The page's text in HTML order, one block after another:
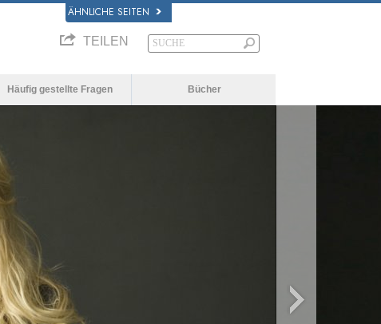
ÄHNLICHE SEITEN
TEILEN
Häufig gestellte Fragen Bücher